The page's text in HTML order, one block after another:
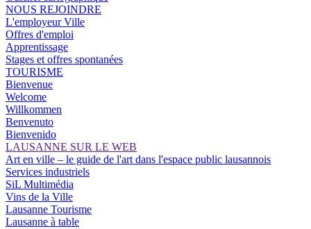
NOUS REJOINDRE
L'employeur Ville
Offres d'emploi
Apprentissage
Stages et offres spontanées
TOURISME
Bienvenue
Welcome
Willkommen
Benvenuto
Bienvenido
LAUSANNE SUR LE WEB
Art en ville – le guide de l'art dans l'espace public lausannois
Services industriels
SiL Multimédia
Vins de la Ville
Lausanne Tourisme
Lausanne à table